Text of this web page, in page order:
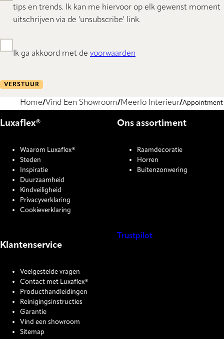
tips en trends. Ik kan me hiervoor op elk gewenst moment
uitschrijven via de 'unsubscribe' link.
Ik ga akkoord met de voorwaarden
VERSTUUR
Home Vind Een Showroom Meerlo Interieur Appointment
Luxaflex®
Waarom Luxaflex®
Steden
Inspiratie
Duurzaamheid
Kindveiligheid
Privacyverklaring
Cookieverklaring
Ons assortiment
Raamdecoratie
Horren
Buitenzonwering
Klantenservice
Veelgestelde vragen
Contact met Luxaflex®
Producthandleidingen
Reinigingsinstructies
Garantie
Vind een showroom
Sitemap
Trustpilot